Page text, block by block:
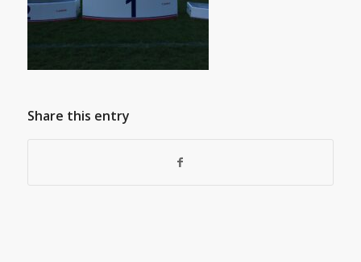
Share this entry